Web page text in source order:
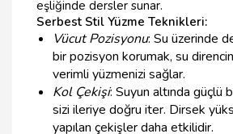
eşliğinde dersler sunar.
Serbest Stil Yüzme Teknikleri:
Vücut Pozisyonu: Su üzerinde
bir pozisyon korumak, su
verimli yüzmenizi sağlar.
Kol Çekişi: Suyun altında güçlü
sizi ileriye doğru iter. Dirsek
yapılan çekişler daha etkilidir.